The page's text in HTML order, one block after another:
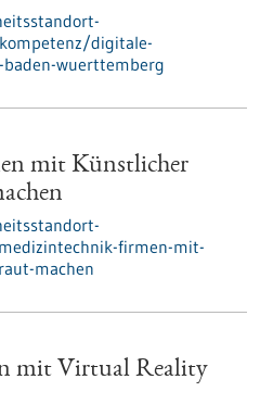
digitale-
wuerttemberg
mit Künstlicher
firmen-mit-
machen
mit Virtual Reality